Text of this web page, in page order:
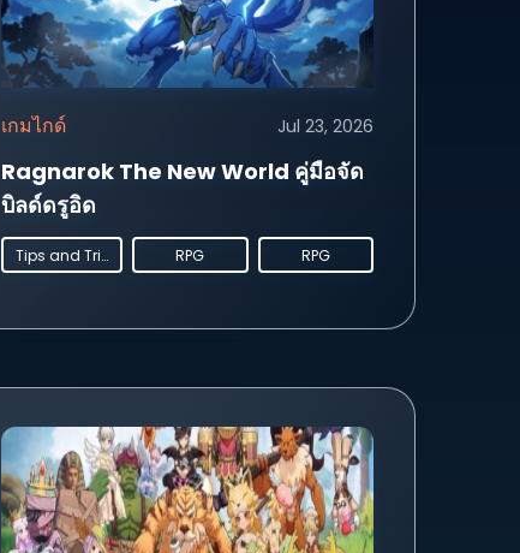
เกมไกด์ Jul 23, 2026
Ragnarok The New World คู่มือจัด
บิลด์ดรูอิด
Tips and Tricks RPG RPG